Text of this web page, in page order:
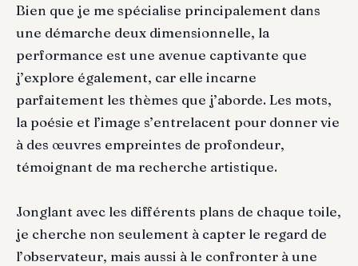
Bien que je me spécialise principalement dans
une démarche deux dimensionnelle, la
performance est une avenue captivante que
j’explore également, car elle incarne
parfaitement les thèmes que j’aborde. Les mots,
la poésie et l’image s’entrelacent pour donner vie
à des œuvres empreintes de profondeur,
témoignant de ma recherche artistique.
Jonglant avec les différents plans de chaque toile,
je cherche non seulement à capter le regard de
l’observateur, mais aussi à le confronter à une